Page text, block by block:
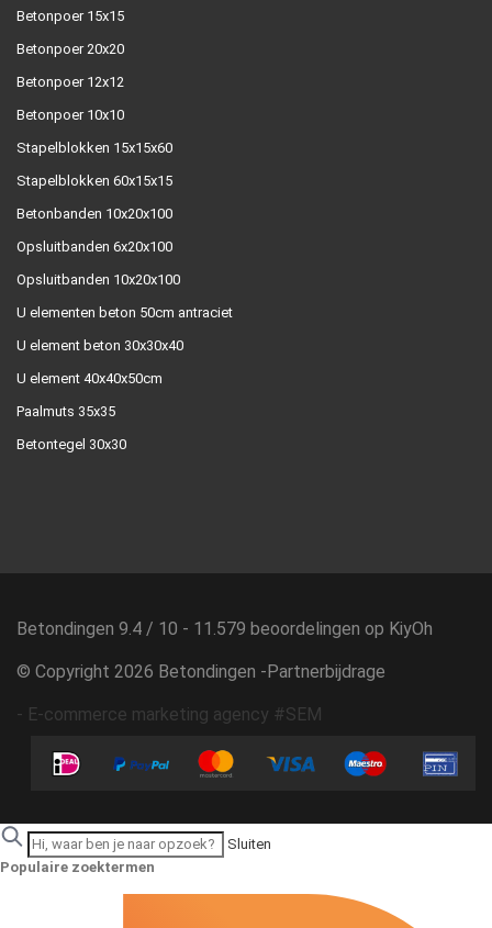
Betonpoer 15x15
Betonpoer 20x20
Betonpoer 12x12
Betonpoer 10x10
Stapelblokken 15x15x60
Stapelblokken 60x15x15
Betonbanden 10x20x100
Opsluitbanden 6x20x100
Opsluitbanden 10x20x100
U elementen beton 50cm antraciet
U element beton 30x30x40
U element 40x40x50cm
Paalmuts 35x35
Betontegel 30x30
Betondingen 9.4 / 10 - 11.579 beoordelingen op KiyOh
© Copyright 2026 Betondingen - Partnerbijdrage
- E-commerce marketing agency #SEM
Sluiten
Populaire zoektermen